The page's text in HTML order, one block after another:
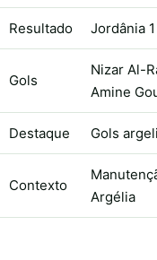
Resultado Jordânia
Gols
Nizar Al-
Amine
Destaque Gols
Contexto
Argélia